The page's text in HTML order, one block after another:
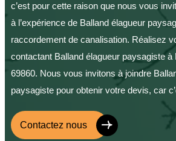
c’est pour cette raison que nous vous
à l’expérience de Balland élagueur
raccordement de canalisation. Réalisez
contactant Balland élagueur paysagiste
69860. Nous vous invitons à joindre
paysagiste pour obtenir votre devis, car
Contactez nous